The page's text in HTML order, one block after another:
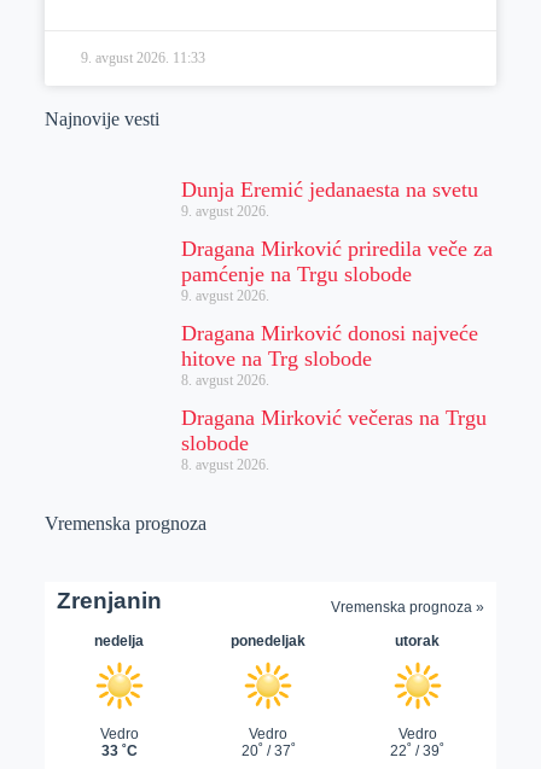
9. avgust 2026. 11:33
Najnovije vesti
Dunja Eremić jedanaesta na svetu
9. avgust 2026.
Dragana Mirković priredila veče za
pamćenje na Trgu slobode
9. avgust 2026.
Dragana Mirković donosi najveće
hitove na Trg slobode
8. avgust 2026.
Dragana Mirković večeras na Trgu
slobode
8. avgust 2026.
Vremenska prognoza